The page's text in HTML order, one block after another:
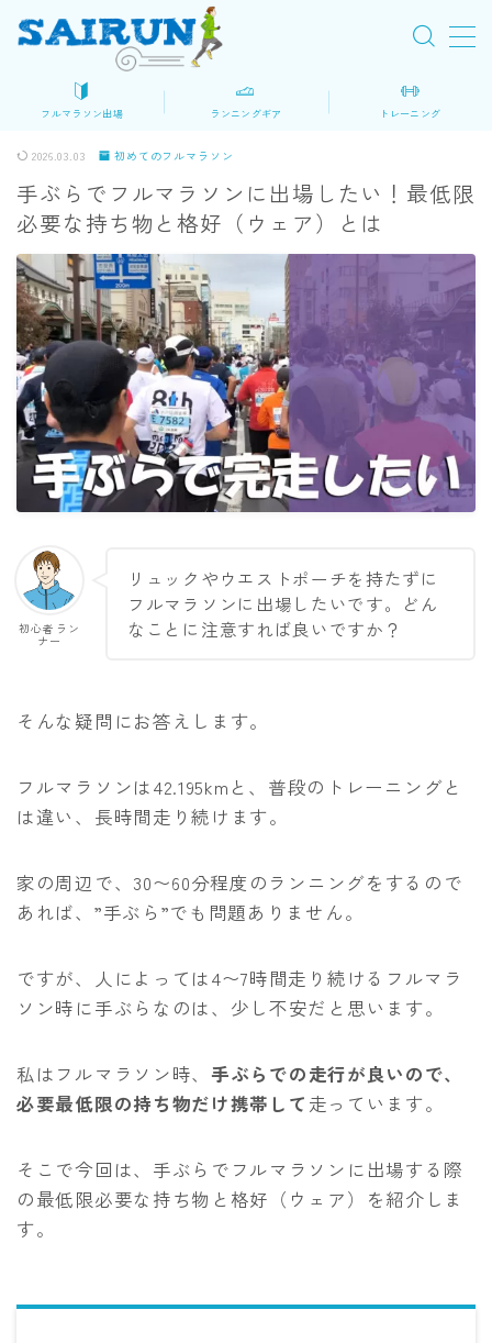
MENU
初めてのフルマラソン
ロードマップ
大会を探す
マラソン準備
レース当日
ランニングギア・装備
シューズ
ウェア
アクセサリー
練習メニュー・走り方
ランニング基礎知識
食事と栄養
運営者情報
お問い合わせ
フルマラソン出場 ランニングギア トレーニング
2026.03.03 初めてのフルマラソン
手ぶらでフルマラソンに出場したい！最低限
必要な持ち物と格好（ウェア）とは
初心者ラン
ナー
リュックやウエストポーチを持たずに
フルマラソンに出場したいです。どん
なことに注意すれば良いですか？
そんな疑問にお答えします。
フルマラソンは42.195kmと、普段のトレーニングと
は違い、長時間走り続けます。
家の周辺で、30〜60分程度のランニングをするので
あれば、”手ぶら”でも問題ありません。
ですが、人によっては4〜7時間走り続けるフルマラ
ソン時に手ぶらなのは、少し不安だと思います。
私はフルマラソン時、 手ぶらでの走行が良いので、
必要最低限の持ち物だけ携帯して 走っています。
そこで今回は、手ぶらでフルマラソンに出場する際
の最低限必要な持ち物と格好（ウェア）を紹介しま
す。